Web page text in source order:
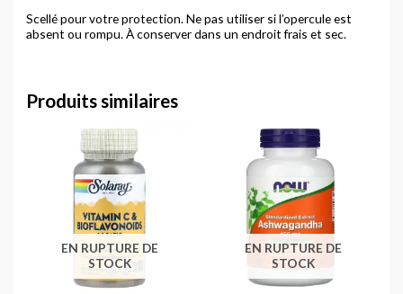
Scellé pour votre protection. Ne pas utiliser si l’opercule est
absent ou rompu. À conserver dans un endroit frais et sec.
Produits similaires
EN RUPTURE DE
STOCK
EN RUPTURE DE
STOCK